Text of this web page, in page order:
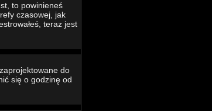
to powinieneś
czasowej, jak
teraz jest
do
się o godzinę od